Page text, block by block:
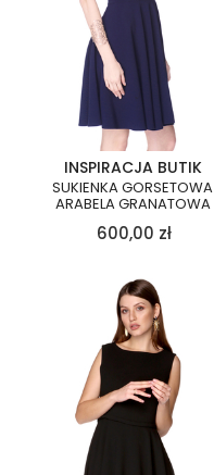
INSPIRACJA BUTIK
SUKIENKA GORSETOWA
ARABELA GRANATOWA
600,00 zł